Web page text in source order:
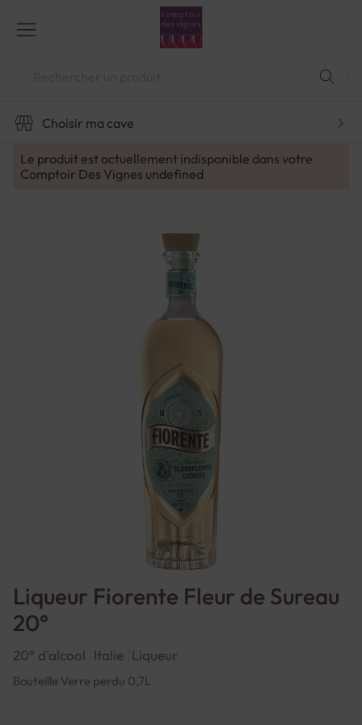
contenu
Choisir ma cave
Le produit est actuellement indisponible dans votre
Comptoir Des Vignes undefined
Liqueur Fiorente Fleur de Sureau
20°
20° d'alcool Italie Liqueur
Bouteille Verre perdu 0,7L